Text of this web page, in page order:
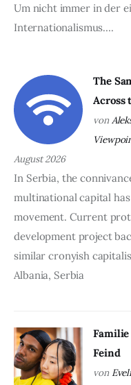
Um nicht immer in der
Internationalismus….
The
Across
von
August 2026
In Serbia, the
multinational capital
movement. Current
development project
similar cronyish
Albania, Serbia
Feind
von